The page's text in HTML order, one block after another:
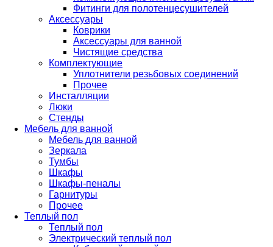
Фитинги для полотенцесушителей
Аксессуары
Коврики
Аксессуары для ванной
Чистящие средства
Комплектующие
Уплотнители резьбовых соединений
Прочее
Инсталляции
Люки
Стенды
Мебель для ванной
Мебель для ванной
Зеркала
Тумбы
Шкафы
Шкафы-пеналы
Гарнитуры
Прочее
Теплый пол
Теплый пол
Электрический теплый пол